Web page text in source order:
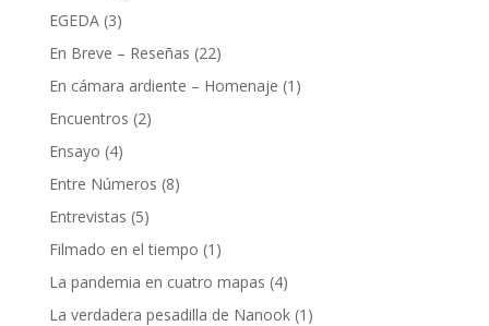
EGEDA(3)
En Breve – Reseñas (22)
En cámara ardiente – Homenaje (1)
Encuentros (2)
Ensayo (4)
Entre Números (8)
Entrevistas (5)
Filmado en el tiempo (1)
La pandemia en cuatro mapas (4)
La verdadera pesadilla de Nanook(1)